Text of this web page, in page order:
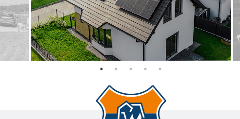
POLSKI PRODUCENT PANELI FOTOWOLTAICZNYCH